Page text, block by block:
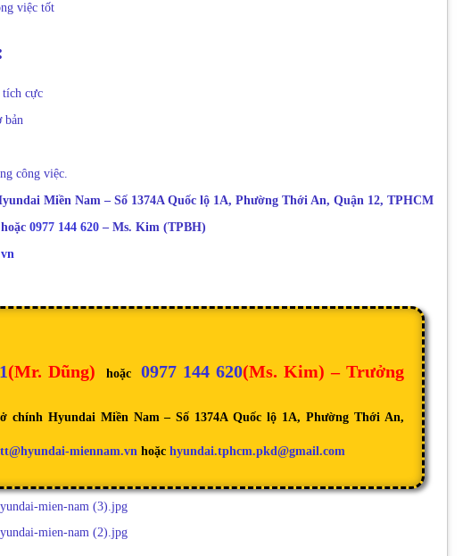
việc tốt
tích cực
bản
công việc.
Miền Nam – Số 1374A Quốc lộ 1A, Phường Thới An, Quận 12, TPHCM
0977 144 620 – Ms. Kim (TPBH)
(Mr. Dũng) hoặc0977 144 620(Ms. Kim) – Trưởng
chính Hyundai Miền Nam – Số 1374A Quốc lộ 1A, Phường Thới An,
miennam.vn hoặc hyundai.tphcm.pkd@gmail.com